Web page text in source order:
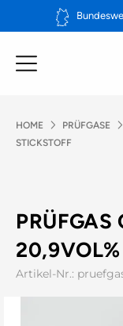
Inhalt
HOME PRÜFGASE
STICKSTOFF
PRÜFGAS
Artikel-Nr.: